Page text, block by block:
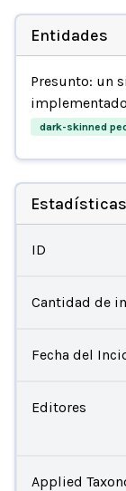
Entidades
Presunto: un
dark-skinned
ID
Cantidad de
Fecha del
Editores
Applied